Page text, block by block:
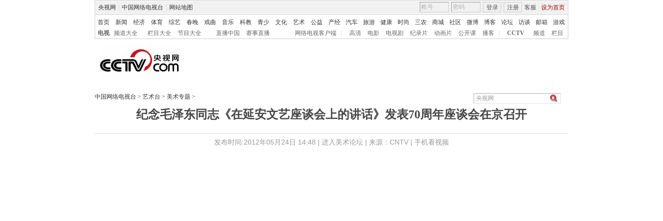
央视网 中国网络电视台 网站地图 客服 设为首页
登录 注册
首页 新闻 经济 体育 综艺 春晚 戏曲 音乐 科教 青少 文化 艺术 公益 产经 汽车 旅游 健康 时尚 三农 商城 社区 微博 博客 论坛 访谈 邮箱
游戏
电视
频道大全 栏目大全 节目大全 直播中国 赛事直播 网络电视客户端 高清 电影 电视剧 纪录片 动画片 公开课 播客 CCTV 频道 栏目
中国网络电视台 > 艺术台 > 美术专题 >
纪念毛泽东同志《在延安文艺座谈会上的讲话》发表70周年座谈会在京召开
发布时间:2012年05月24日 14:48 | 进入美术论坛 | 来源：CNTV | 手机看视频